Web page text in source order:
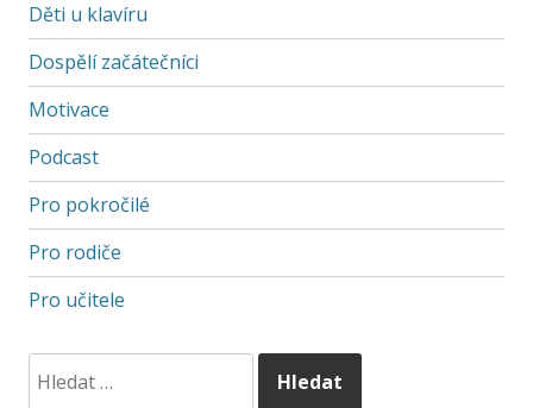
Děti u klavíru
Dospělí začátečníci
Motivace
Podcast
Pro pokročilé
Pro rodiče
Pro učitele